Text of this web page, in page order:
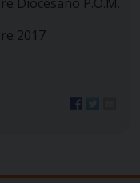
Diocesano P.O.M.
2017